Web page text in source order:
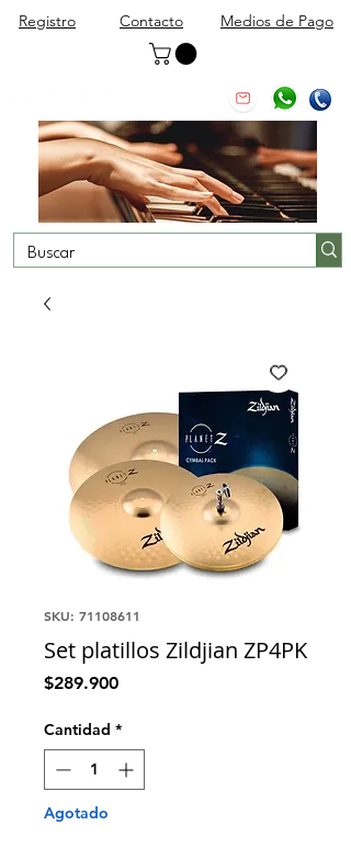
Registro Contacto Medios de Pago
SKU: 71108611
Set platillos Zildjian ZP4PK
$289.900Precio
Cantidad *
Agotado